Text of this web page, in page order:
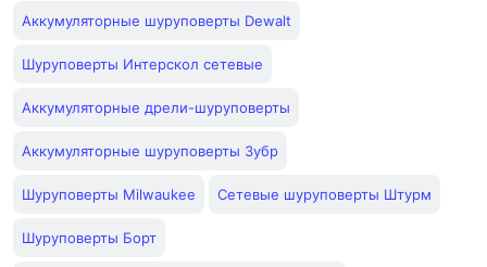
Аккумуляторные шуруповерты Dewalt
Шуруповерты Интерскол сетевые
Аккумуляторные дрели-шуруповерты
Аккумуляторные шуруповерты Зубр
Шуруповерты Milwaukee Сетевые шуруповерты Штурм
Шуруповерты Борт